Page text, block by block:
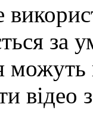
можуть
відео